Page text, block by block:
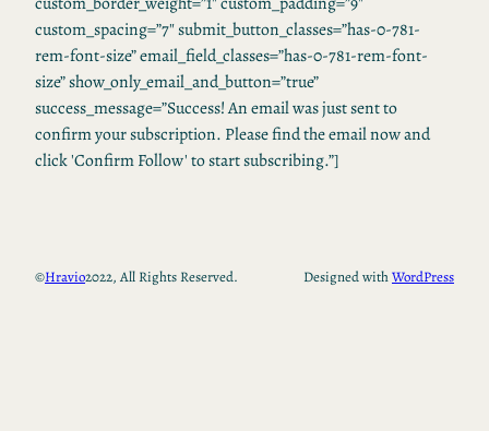
custom_spacing=”7″ submit_button_classes=”has-0-781-
rem-font-size” email_field_classes=”has-0-781-rem-font-
size” show_only_email_and_button=”true”
success_message=”Success! An email was just sent to
confirm your subscription. Please find the email now and
click 'Confirm Follow' to start subscribing.”]
©Hravio2022, All Rights Reserved. Designed withWordPress